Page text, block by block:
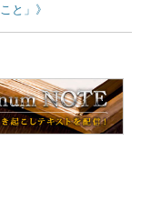
と」》